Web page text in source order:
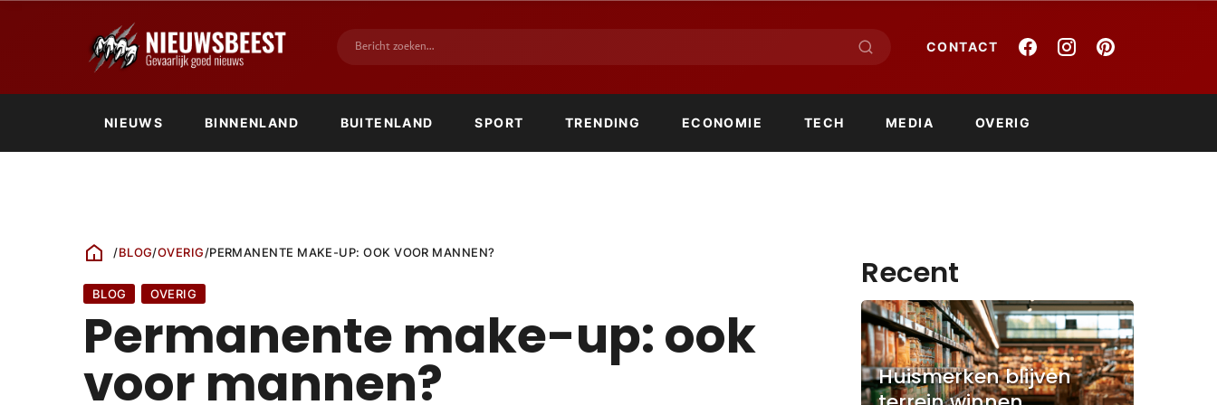
CONTACT
NIEUWS BINNENLAND BUITENLAND SPORT TRENDING ECONOMIE TECH MEDIA OVERIG
/BLOG/OVERIG/PERMANENTE MAKE-UP: OOK VOOR MANNEN?
BLOG OVERIG
Permanente make-up: ook
voor mannen?
Recent
Huismerken blijven